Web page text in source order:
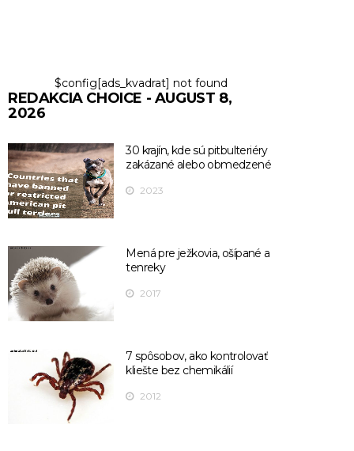
$config[ads_kvadrat] not found
REDAKCIA CHOICE - AUGUST 8,
2026
30 krajín, kde sú pitbulteriéry
zakázané alebo obmedzené
2023
Mená pre ježkovia, ošípané a
tenreky
2017
7 spôsobov, ako kontrolovať
kliešte bez chemikálií
2012